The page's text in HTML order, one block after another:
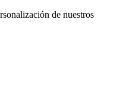
de nuestros